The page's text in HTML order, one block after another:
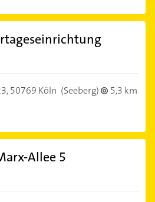
50769 Köln (Seeberg)
5,3 km
Allee 5